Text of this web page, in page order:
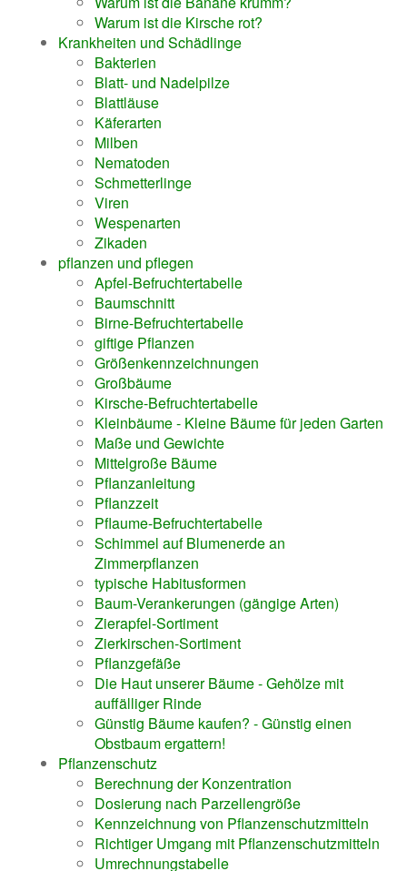
Warum ist die Kirsche rot?
Krankheiten und Schädlinge
Bakterien
Blatt- und Nadelpilze
Blattläuse
Käferarten
Milben
Nematoden
Schmetterlinge
Viren
Wespenarten
Zikaden
pflanzen und pflegen
Apfel-Befruchtertabelle
Baumschnitt
Birne-Befruchtertabelle
giftige Pflanzen
Größenkennzeichnungen
Großbäume
Kirsche-Befruchtertabelle
Kleinbäume - Kleine Bäume für jeden Garten
Maße und Gewichte
Mittelgroße Bäume
Pflanzanleitung
Pflanzzeit
Pflaume-Befruchtertabelle
Schimmel auf Blumenerde an
Zimmerpflanzen
typische Habitusformen
Baum-Verankerungen (gängige Arten)
Zierapfel-Sortiment
Zierkirschen-Sortiment
Pflanzgefäße
Die Haut unserer Bäume - Gehölze mit
auffälliger Rinde
Günstig Bäume kaufen? - Günstig einen
Obstbaum ergattern!
Pflanzenschutz
Berechnung der Konzentration
Dosierung nach Parzellengröße
Kennzeichnung von Pflanzenschutzmitteln
Richtiger Umgang mit Pflanzenschutzmitteln
Umrechnungstabelle